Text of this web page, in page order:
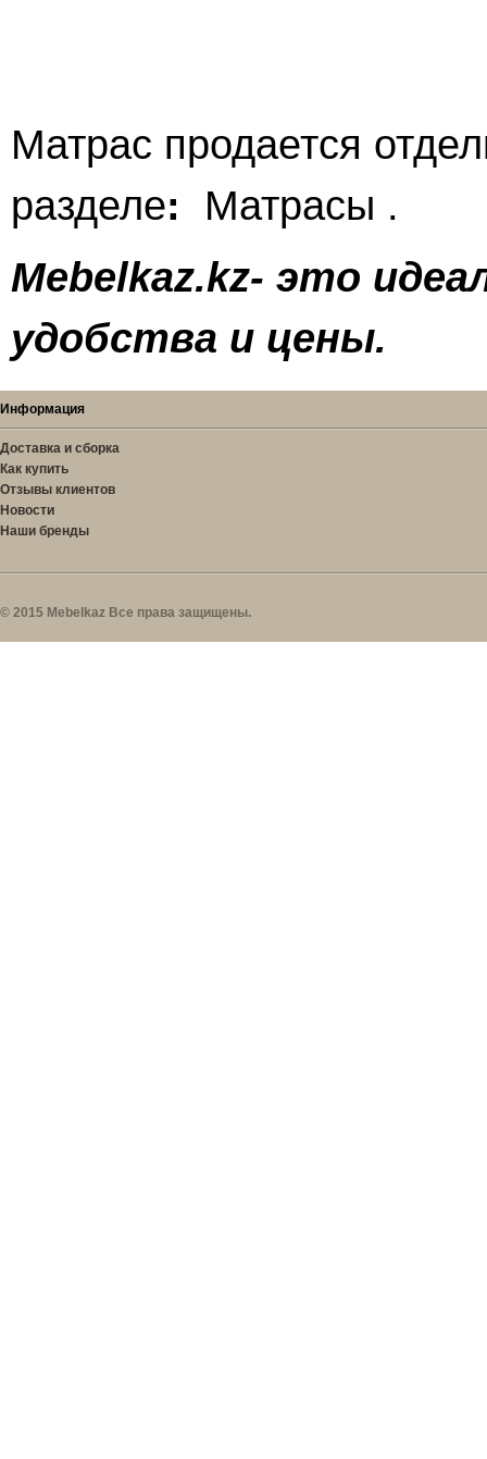
Матрас продается
разделе: Матрасы .
Mebelkaz.kz- это
удобства и цены.
Информация
Доставка и сборка
Как купить
Отзывы клиентов
Новости
Наши бренды
© 2015 Mebelkaz Все права защищены.